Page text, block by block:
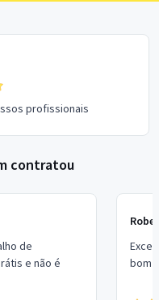
profissionais
contratou
de
e não é
bom